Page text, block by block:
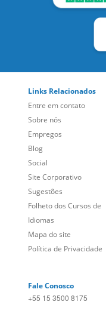
Links Relacionados
Entre em contato
Sobre nós
Empregos
Blog
Social
Site Corporativo
Sugestões
Folheto dos Cursos de
Idiomas
Mapa do site
Fale Conosco